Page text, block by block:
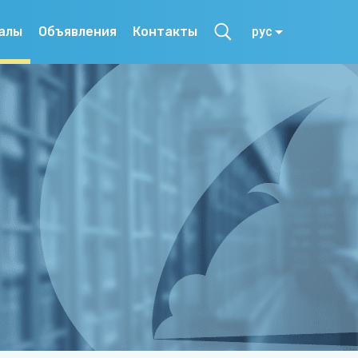
Объявления Контакты рус